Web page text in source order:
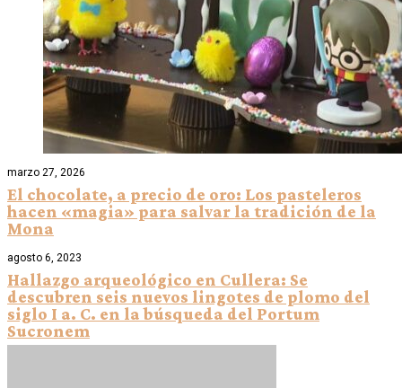
marzo 27, 2026
El chocolate, a precio de oro: Los pasteleros
hacen «magia» para salvar la tradición de la
Mona
agosto 6, 2023
Hallazgo arqueológico en Cullera: Se
descubren seis nuevos lingotes de plomo del
siglo I a. C. en la búsqueda del Portum
Sucronem